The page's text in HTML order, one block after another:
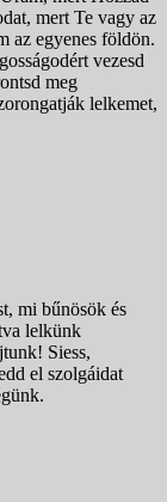
mert Te vagy az
az egyenes földön.
vezesd
meg
lelkemet,
mi bűnösök és
lelkünk
Siess,
el szolgáidat